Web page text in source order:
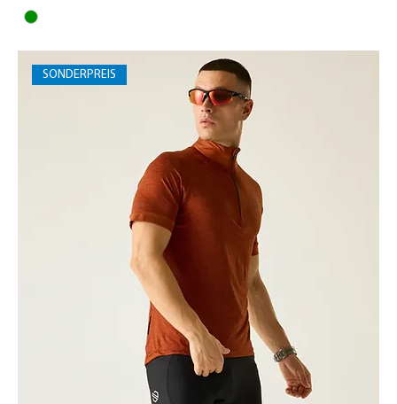
SONDERPREIS